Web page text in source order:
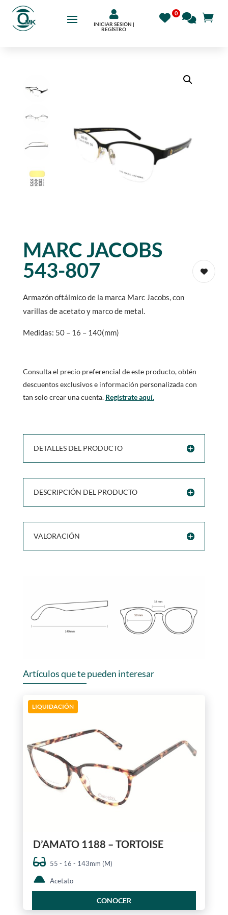

INICIAR SESIÓN |
REGÍSTRO
MARC JACOBS
543-807
Armazón oftálmico de la marca Marc Jacobs, con
varillas de acetato y marco de metal.
Medidas: 50 – 16 – 140(mm)
Consulta el precio preferencial de este producto, obtén
descuentos exclusivos e información personalizada con
tan solo crear una cuenta. Regístrate aquí.
DETALLES DEL PRODUCTO
DESCRIPCIÓN DEL PRODUCTO
VALORACIÓN
Artículos que te pueden interesar
LIQUIDACIÓN
D’AMATO 1188 – TORTOISE
55 - 16 - 143mm (M)
Acetato
CONOCER